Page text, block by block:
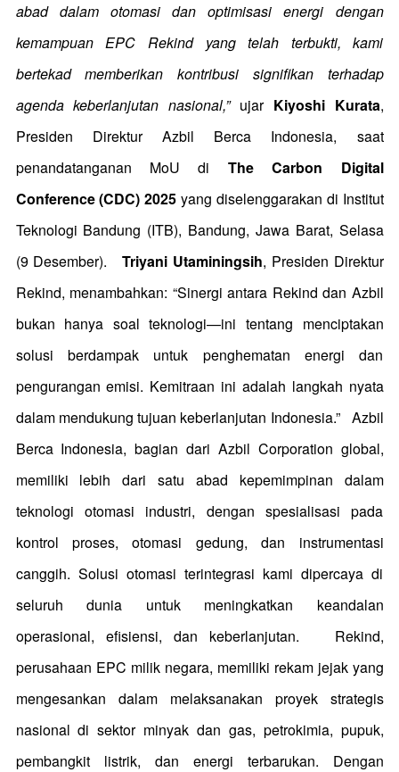
abad dalam otomasi dan optimisasi energi dengan
kemampuan EPC Rekind yang telah terbukti, kami
bertekad memberikan kontribusi signifikan terhadap
agenda keberlanjutan nasional,”ujar Kiyoshi Kurata,
Presiden Direktur Azbil Berca Indonesia, saat
penandatanganan MoU di The Carbon Digital
Conference (CDC) 2025 yang diselenggarakan di Institut
Teknologi Bandung (ITB), Bandung, Jawa Barat, Selasa
(9 Desember).
Triyani Utaminingsih, Presiden Direktur
Rekind, menambahkan: “Sinergi antara Rekind dan Azbil
bukan hanya soal teknologi—ini tentang menciptakan
solusi berdampak untuk penghematan energi dan
pengurangan emisi. Kemitraan ini adalah langkah nyata
dalam mendukung tujuan keberlanjutan Indonesia.” Azbil
Berca Indonesia, bagian dari Azbil Corporation global,
memiliki lebih dari satu abad kepemimpinan dalam
teknologi otomasi industri, dengan spesialisasi pada
kontrol proses, otomasi gedung, dan instrumentasi
canggih. Solusi otomasi terintegrasi kami dipercaya di
seluruh dunia untuk meningkatkan keandalan
operasional, efisiensi, dan keberlanjutan.
Rekind,
perusahaan EPC milik negara, memiliki rekam jejak yang
mengesankan dalam melaksanakan proyek strategis
nasional di sektor minyak dan gas, petrokimia, pupuk,
pembangkit listrik, dan energi terbarukan. Dengan